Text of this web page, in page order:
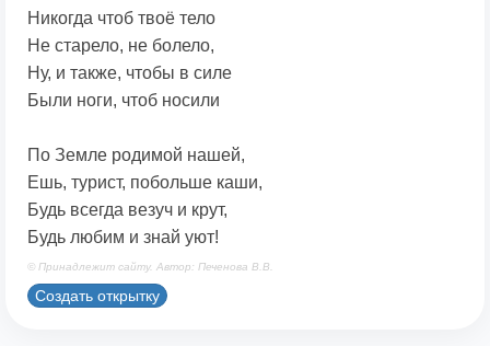
Никогда чтоб твоё тело
Не старело, не болело,
Ну, и также, чтобы в силе
Были ноги, чтоб носили
По Земле родимой нашей,
Ешь, турист, побольше каши,
Будь всегда везуч и крут,
Будь любим и знай уют!
© Принадлежит сайту. Автор: Печенова В.В.
Создать открытку